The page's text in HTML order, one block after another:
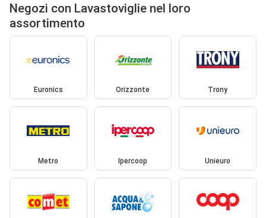
Negozi con Lavastoviglie nel loro
assortimento
Euronics Orizzonte Trony
Metro Ipercoop Unieuro